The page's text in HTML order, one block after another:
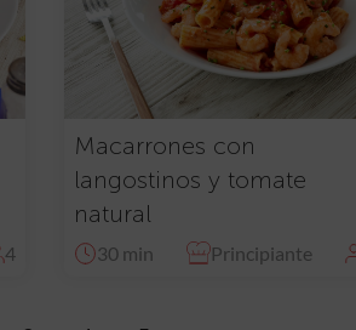
4
Macarrones con
langostinos y tomate
natural
30 min Principiante